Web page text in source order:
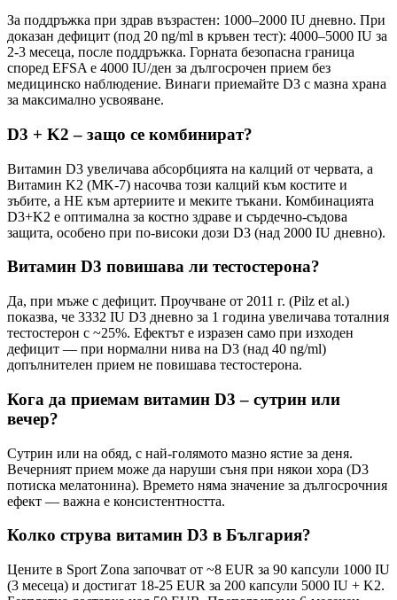
За поддръжка при здрав възрастен: 1000–2000 IU дневно. При
доказан дефицит (под 20 ng/ml в кръвен тест): 4000–5000 IU за
2-3 месеца, после поддръжка. Горната безопасна граница
според EFSA е 4000 IU/ден за дългосрочен прием без
медицинско наблюдение. Винаги приемайте D3 с мазна храна
за максимално усвояване.
D3 + K2 – защо се комбинират?
Витамин D3 увеличава абсорбцията на калций от червата, а
Витамин K2 (MK-7) насочва този калций към костите и
зъбите, а НЕ към артериите и меките тъкани. Комбинацията
D3+K2 е оптимална за костно здраве и сърдечно-съдова
защита, особено при по-високи дози D3 (над 2000 IU дневно).
Витамин D3 повишава ли тестостерона?
Да, при мъже с дефицит. Проучване от 2011 г. (Pilz et al.)
показва, че 3332 IU D3 дневно за 1 година увеличава тоталния
тестостерон с ~25%. Ефектът е изразен само при изходен
дефицит — при нормални нива на D3 (над 40 ng/ml)
допълнителен прием не повишава тестостерона.
Кога да приемам витамин D3 – сутрин или
вечер?
Сутрин или на обяд, с най-голямото мазно ястие за деня.
Вечерният прием може да наруши съня при някои хора (D3
потиска мелатонина). Времето няма значение за дългосрочния
ефект — важна е консистентността.
Колко струва витамин D3 в България?
Цените в Sport Zona започват от ~8 EUR за 90 капсули 1000 IU
(3 месеца) и достигат 18-25 EUR за 200 капсули 5000 IU + K2.